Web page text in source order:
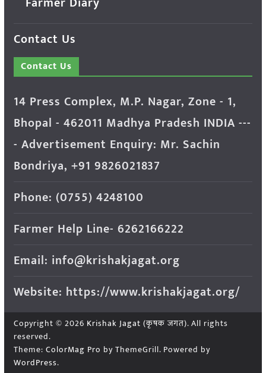
Contact Us
Contact Us
14 Press Complex, M.P. Nagar, Zone - 1,
Bhopal - 462011 Madhya Pradesh INDIA ---
- Advertisement Enquiry: Mr. Sachin
Bondriya, +91 9826021837
Phone: (0755) 4248100
Farmer Help Line- 6262166222
Email: info@krishakjagat.org
Website: https://www.krishakjagat.org/
Copyright © 2026 Krishak Jagat (कृषक जगत). All rights
reserved.
Theme: ColorMag Pro by ThemeGrill. Powered by
WordPress.